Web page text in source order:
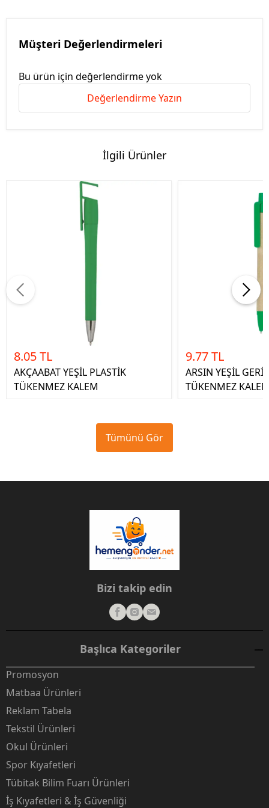
Müşteri Değerlendirmeleri
Bu ürün için değerlendirme yok
Değerlendirme Yazın
İlgili Ürünler
8.05 TL
AKÇAABAT YEŞİL PLASTİK
TÜKENMEZ KALEM
9.77 TL
ARSIN YEŞİL
TÜKENMEZ
Tümünü Gör
Bizi takip edin
Başlıca Kategoriler
Promosyon
Matbaa Ürünleri
Reklam Tabela
Tekstil Ürünleri
Okul Ürünleri
Spor Kıyafetleri
Tübitak Bilim Fuarı Ürünleri
İş Kıyafetleri & İş Güvenliği